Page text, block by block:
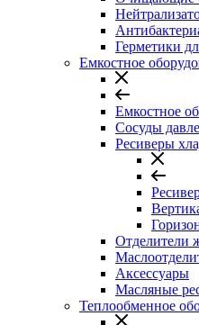
Герметики
Емкостное
Емкостное
Сосуды
Ресиверы
Отделители
Аксессуары
Масляные
Теплообменное